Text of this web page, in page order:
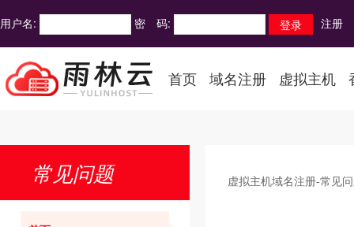
用户名: 密 码: 注册
首页 域名注册 虚拟主机
常见问题 虚拟主机域名注册-常见